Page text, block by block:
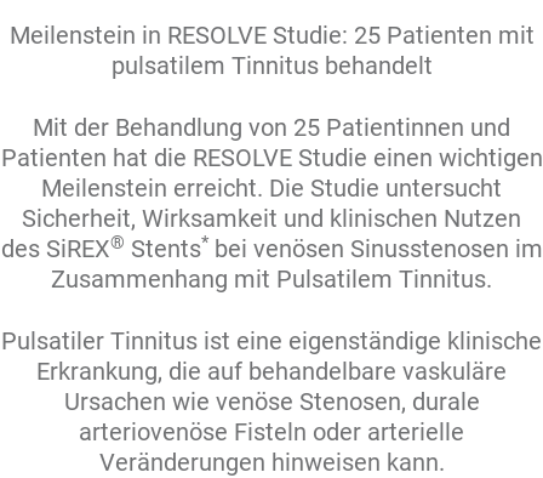
Meilenstein in RESOLVE Studie: 25 Patienten mit
pulsatilem Tinnitus behandelt
Mit der Behandlung von 25 Patientinnen und
Patienten hat die RESOLVE Studie einen wichtigen
Meilenstein erreicht. Die Studie untersucht
Sicherheit, Wirksamkeit und klinischen Nutzen
des SiREX® Stents*bei venösen Sinusstenosen im
Zusammenhang mit Pulsatilem Tinnitus.
Pulsatiler Tinnitus ist eine eigenständige klinische
Erkrankung, die auf behandelbare vaskuläre
Ursachen wie venöse Stenosen, durale
arteriovenöse Fisteln oder arterielle
Veränderungen hinweisen kann.